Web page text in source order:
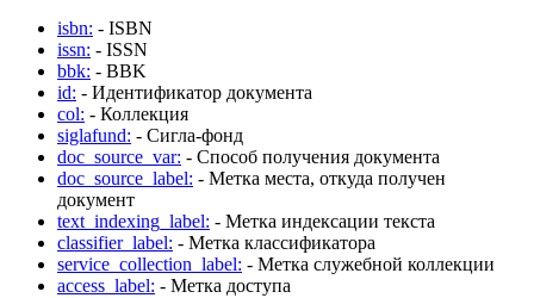
isbn: - ISBN
issn: - ISSN
bbk: - BBK
id: - Идентификатор документа
col: - Коллекция
siglafund: - Сигла-фонд
doc_source_var: - Способ получения документа
doc_source_label: - Метка места, откуда получен
документ
text_indexing_label: - Метка индексации текста
classifier_label: - Метка классификатора
service_collection_label: - Метка служебной коллекции
access_label: - Метка доступа